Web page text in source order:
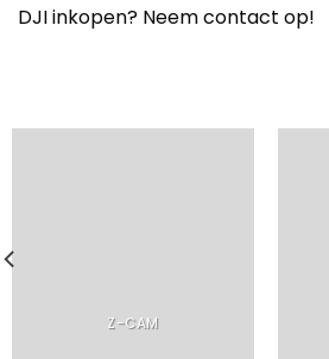
DJI inkopen? Neem contact op!
Z-CAM